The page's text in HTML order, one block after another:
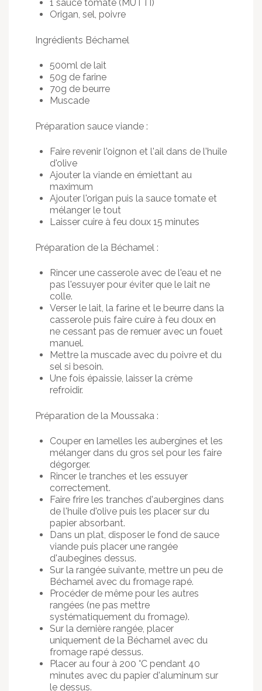
1 sauce tomate (MUTTI)
Origan, sel, poivre
Ingrédients Béchamel
500ml de lait
50g de farine
70g de beurre
Muscade
Préparation sauce viande :
Faire revenir l'oignon et l'ail dans de l'huile
d'olive
Ajouter la viande en émiettant au
maximum
Ajouter l'origan puis la sauce tomate et
mélanger le tout
Laisser cuire à feu doux 15 minutes
Préparation de la Béchamel :
Rincer une casserole avec de l'eau et ne
pas l'essuyer pour éviter que le lait ne
colle.
Verser le lait, la farine et le beurre dans la
casserole puis faire cuire à feu doux en
ne cessant pas de remuer avec un fouet
manuel.
Mettre la muscade avec du poivre et du
sel si besoin.
Une fois épaissie, laisser la crème
refroidir.
Préparation de la Moussaka :
Couper en lamelles les aubergines et les
mélanger dans du gros sel pour les faire
dégorger.
Rincer le tranches et les essuyer
correctement.
Faire frire les tranches d'aubergines dans
de l'huile d'olive puis les placer sur du
papier absorbant.
Dans un plat, disposer le fond de sauce
viande puis placer une rangée
d'aubegines dessus.
Sur la rangée suivante, mettre un peu de
Béchamel avec du fromage rapé.
Procéder de même pour les autres
rangées (ne pas mettre
systématiquement du fromage).
Sur la dernière rangée, placer
uniquement de la Béchamel avec du
fromage rapé dessus.
Placer au four à 200 °C pendant 40
minutes avec du papier d'aluminum sur
le dessus.